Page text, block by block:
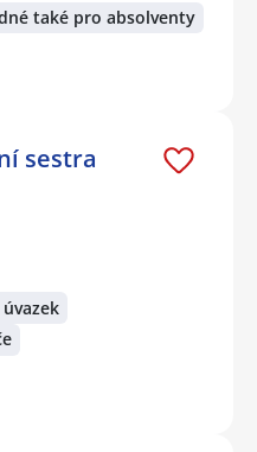
také pro absolventy
sestra